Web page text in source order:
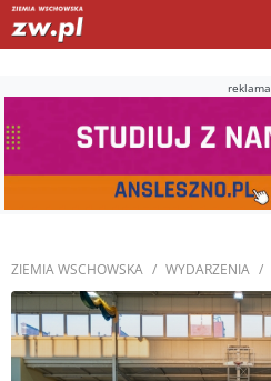
reklama
ZIEMIA WSCHOWSKA WYDARZENIA